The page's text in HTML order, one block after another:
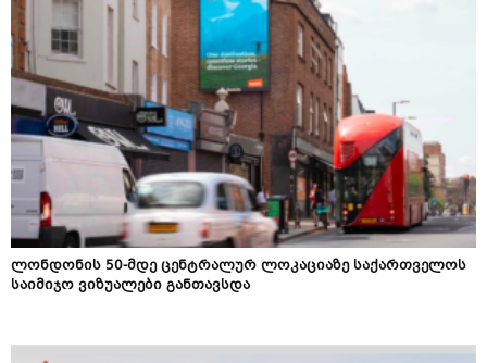
ლონდონის 50-მდე ცენტრალურ ლოკაციაზე საქართველოს
საიმიჯო ვიზუალები განთავსდა